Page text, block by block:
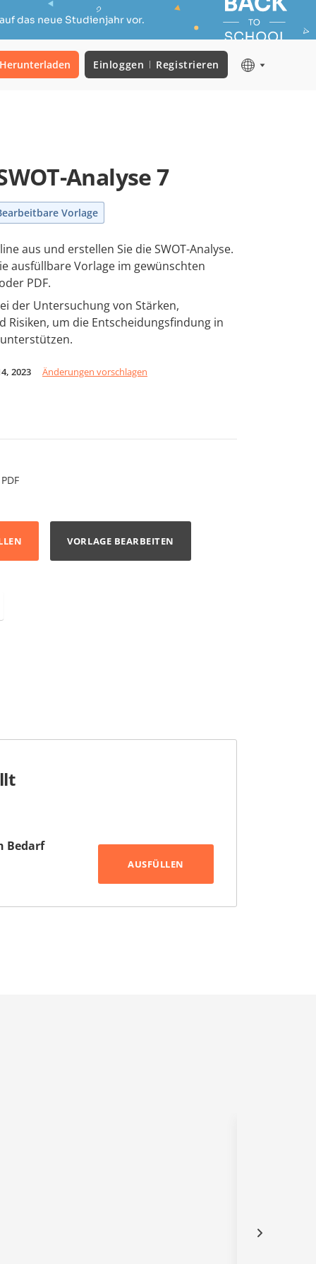
das neue Studienjahr vor.
Herunterladen Einloggen Registrieren
Analyse 7
Vorlage
aus und erstellen Sie die SWOT-Analyse.
ausfüllbare Vorlage im gewünschten
PDF.
der Untersuchung von Stärken,
Risiken, um die Entscheidungsfindung in
2023 Änderungen vorschlagen
PDF
VORLAGE BEARBEITEN
Bedarf
AUSFÜLLEN